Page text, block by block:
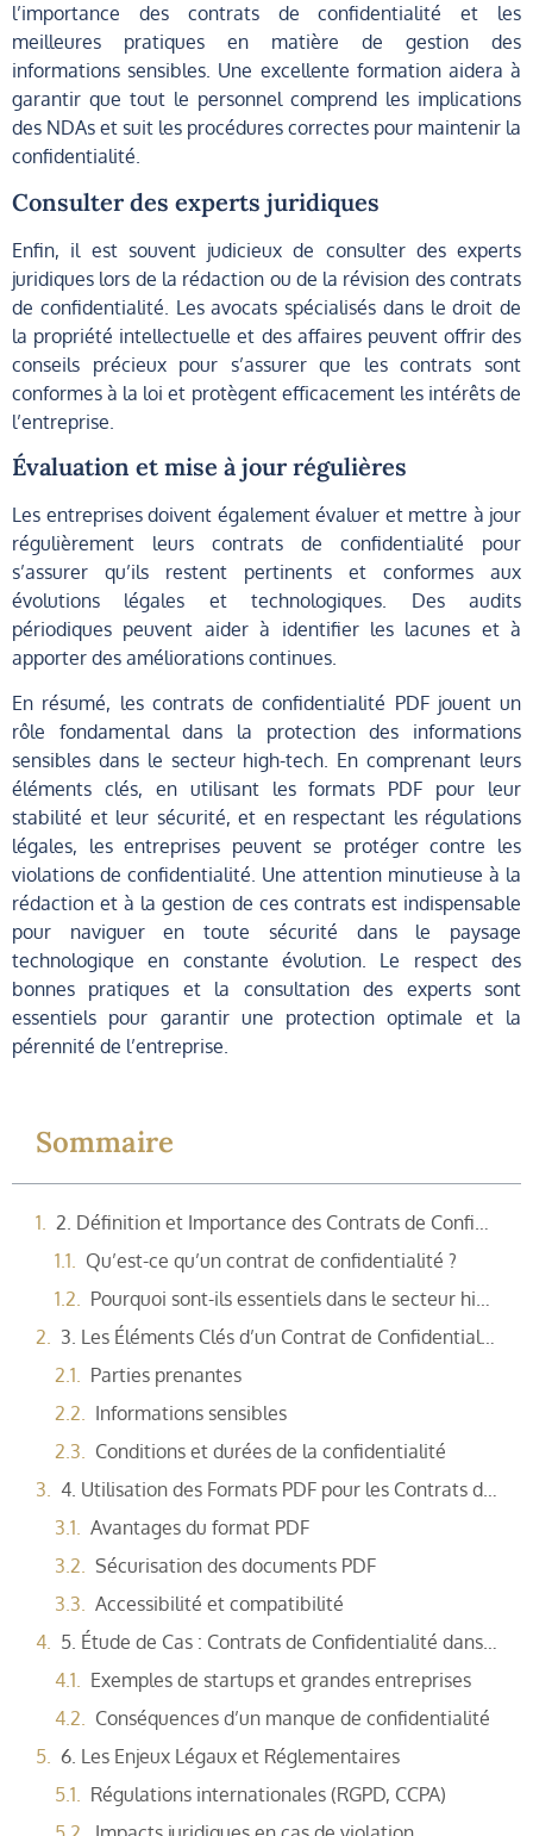
l’importance des contrats de confidentialité et les
meilleures pratiques en matière de gestion des
informations sensibles. Une excellente formation aidera à
garantir que tout le personnel comprend les implications
des NDAs et suit les procédures correctes pour maintenir la
confidentialité.
Consulter des experts juridiques
Enfin, il est souvent judicieux de consulter des experts
juridiques lors de la rédaction ou de la révision des contrats
de confidentialité. Les avocats spécialisés dans le droit de
la propriété intellectuelle et des affaires peuvent offrir des
conseils précieux pour s’assurer que les contrats sont
conformes à la loi et protègent efficacement les intérêts de
l’entreprise.
Évaluation et mise à jour régulières
Les entreprises doivent également évaluer et mettre à jour
régulièrement leurs contrats de confidentialité pour
s’assurer qu’ils restent pertinents et conformes aux
évolutions légales et technologiques. Des audits
périodiques peuvent aider à identifier les lacunes et à
apporter des améliorations continues.
En résumé, les contrats de confidentialité PDF jouent un
rôle fondamental dans la protection des informations
sensibles dans le secteur high-tech. En comprenant leurs
éléments clés, en utilisant les formats PDF pour leur
stabilité et leur sécurité, et en respectant les régulations
légales, les entreprises peuvent se protéger contre les
violations de confidentialité. Une attention minutieuse à la
rédaction et à la gestion de ces contrats est indispensable
pour naviguer en toute sécurité dans le paysage
technologique en constante évolution. Le respect des
bonnes pratiques et la consultation des experts sont
essentiels pour garantir une protection optimale et la
pérennité de l’entreprise.
Sommaire
Qu’est-ce qu’un contrat de confidentialité ?
Parties prenantes
Informations sensibles
Conditions et durées de la confidentialité
Avantages du format PDF
Sécurisation des documents PDF
Accessibilité et compatibilité
Exemples de startups et grandes entreprises
Conséquences d’un manque de confidentialité
6. Les Enjeux Légaux et Réglementaires
Régulations internationales (RGPD, CCPA)